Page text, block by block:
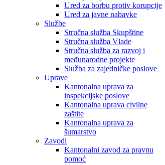
Ured za borbu protiv korupcije
Ured za javne nabavke
Službe
Stručna služba Skupštine
Stručna služba Vlade
Stručna služba za razvoj i
međunarodne projekte
Služba za zajedničke poslove
Uprave
Kantonalna uprava za
inspekcijske poslove
Kantonalna uprava civilne
zaštite
Kantonalna uprava za
šumarstvo
Zavodi
Kantonalni zavod za pravnu
pomoć